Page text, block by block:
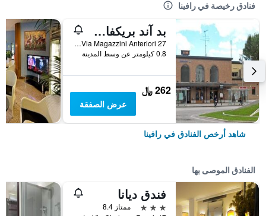
فنادق رخيصة في رافينا
بد آند بريكفاست أل كانديانو
27 Via Magazzini Anteriori, رافينا, مقاطعة رافينا, إيطاليا
0.8 كيلومتر عن وسط المدينة
262 ﷼
عرض الصفقة
شاهد أرخص الفنادق في رافينا
الفنادق الموصى بها
فندق ديانا
3 نجوم
ممتاز 8.4